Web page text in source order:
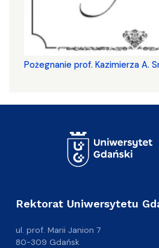
Pożegnanie prof. Kazimierza A.
Rektorat Uniwersytetu
ul. prof. Marii Janion 7
80-309 Gdańsk